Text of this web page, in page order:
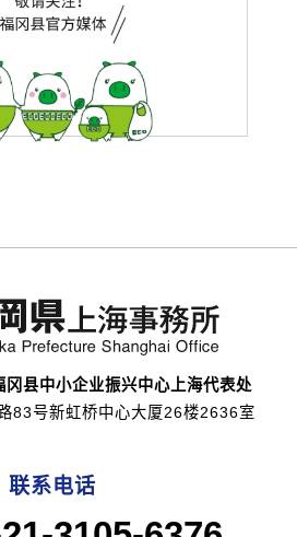
冈县中小企业振兴中心上海代表处
83号新虹桥中心大厦26楼2636室
联系电话